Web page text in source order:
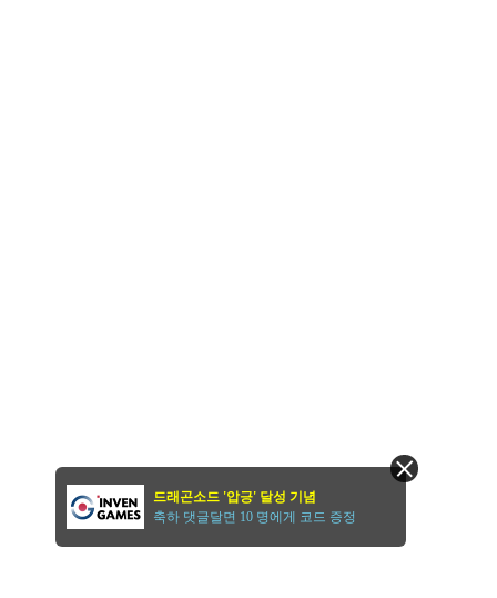
드래곤소드 '압긍' 달성 기념
축하 댓글달면 10 명에게 코드 증정